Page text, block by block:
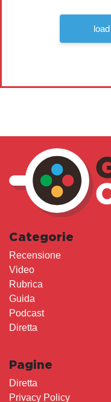
Categorie
Recensione
Video
Rubrica
Guida
Podcast
Diretta
Pagine
Diretta
Privacy Policy